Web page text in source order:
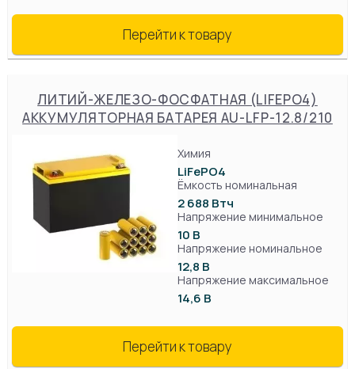
Перейти к товару
ЛИТИЙ-ЖЕЛЕЗО-ФОСФАТНАЯ (LIFEPO4)
АККУМУЛЯТОРНАЯ БАТАРЕЯ AU-LFP-12.8/210
Химия
LiFePO4
Ёмкость номинальная
2 688 Втч
Напряжение минимальное
10 В
Напряжение номинальное
12,8 В
Напряжение максимальное
14,6 В
Перейти к товару